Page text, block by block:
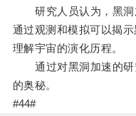
研究人员认为，黑洞
通过观测和模拟可以揭
理解宇宙的演化历程。
通过对黑洞加速的研
的奥秘。
#44#